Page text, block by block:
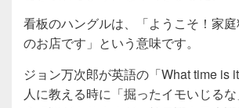
看板のハングルは、「ようこそ！家
のお店です」という意味です。
ジョン万次郎が英語の「What time is
人に教える時に「掘ったイモいじる